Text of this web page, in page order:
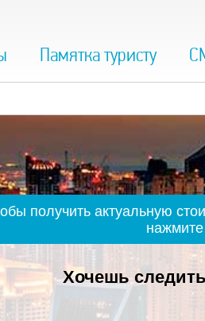
Памятка туристу
получить актуальную
Хочешь